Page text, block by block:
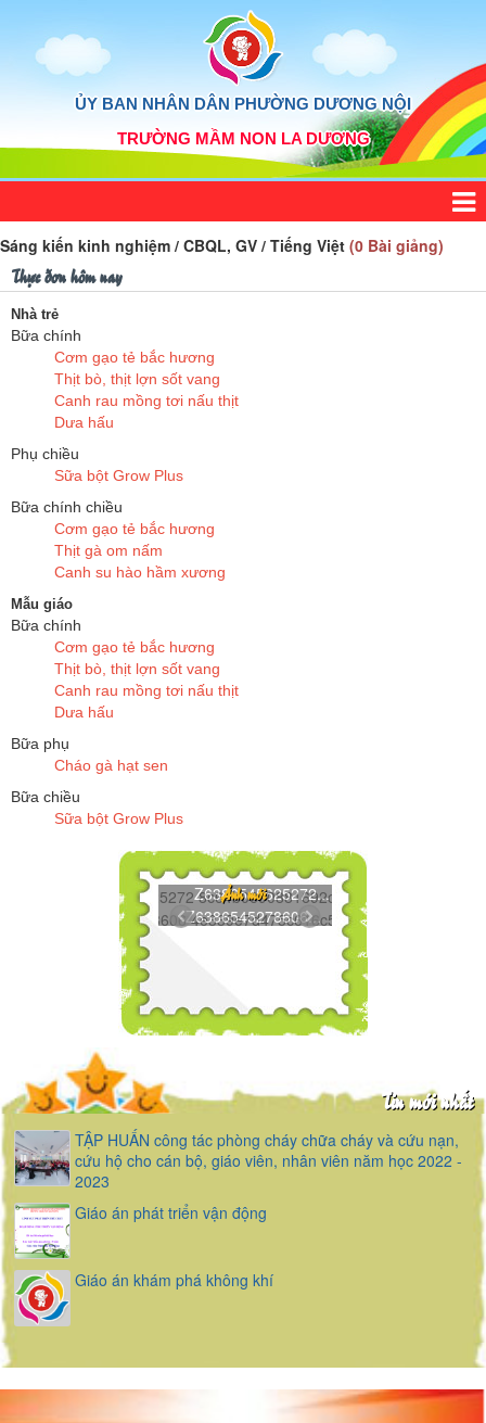
ỦY BAN NHÂN DÂN PHƯỜNG DƯƠNG NỘI
TRƯỜNG MẦM NON LA DƯƠNG
Sáng kiến kinh nghiệm / CBQL, GV / Tiếng Việt (0 Bài giảng)
Thực đơn hôm nay
Nhà trẻ
Bữa chính
Cơm gạo tẻ bắc hương
Thịt bò, thịt lợn sốt vang
Canh rau mồng tơi nấu thịt
Dưa hấu
Phụ chiều
Sữa bột Grow Plus
Bữa chính chiều
Cơm gạo tẻ bắc hương
Thịt gà om nấm
Canh su hào hầm xương
Mẫu giáo
Bữa chính
Cơm gạo tẻ bắc hương
Thịt bò, thịt lợn sốt vang
Canh rau mồng tơi nấu thịt
Dưa hấu
Bữa phụ
Cháo gà hạt sen
Bữa chiều
Sữa bột Grow Plus
Z6386545625272...
Z6386545278606...
Ảnh mới
Tin mới nhất
TẬP HUẤN công tác phòng cháy chữa cháy và cứu nạn,
cứu hộ cho cán bộ, giáo viên, nhân viên năm học 2022 -
2023
Giáo án phát triển vận động
Giáo án khám phá không khí